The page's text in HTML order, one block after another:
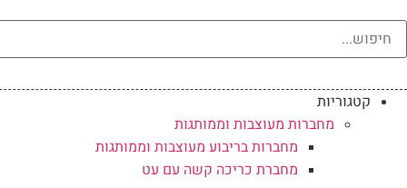
קטגוריות
מחברות מעוצבות וממותגות
מחברות בריבוע מעוצבות וממותגות
מחברת כריכה קשה עם עט